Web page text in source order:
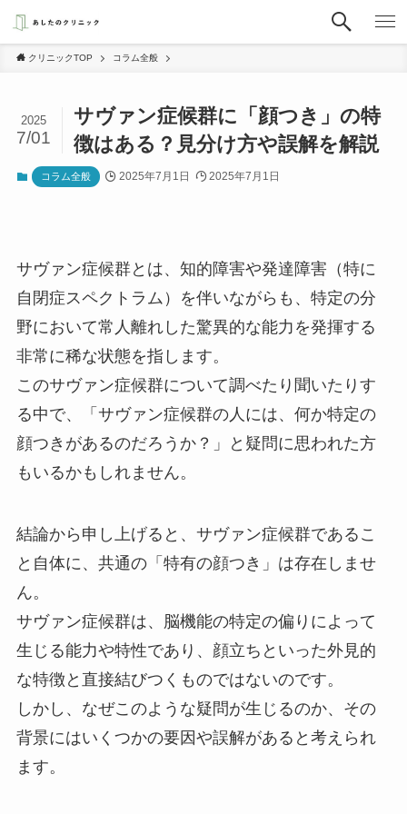
クリニックTOP コラム全般
サヴァン症候群に「顔つき」の特
徴はある？見分け方や誤解を解説
2025
7/01
コラム全般 2025年7月1日 2025年7月1日
サヴァン症候群とは、知的障害や発達障害（特に
自閉症スペクトラム）を伴いながらも、特定の分
野において常人離れした驚異的な能力を発揮する
非常に稀な状態を指します。
このサヴァン症候群について調べたり聞いたりす
る中で、「サヴァン症候群の人には、何か特定の
顔つきがあるのだろうか？」と疑問に思われた方
もいるかもしれません。
結論から申し上げると、サヴァン症候群であるこ
と自体に、共通の「特有の顔つき」は存在しませ
ん。
サヴァン症候群は、脳機能の特定の偏りによって
生じる能力や特性であり、顔立ちといった外見的
な特徴と直接結びつくものではないのです。
しかし、なぜこのような疑問が生じるのか、その
背景にはいくつかの要因や誤解があると考えられ
ます。